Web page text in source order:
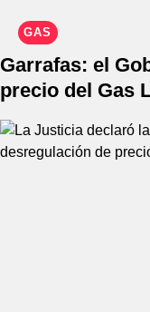
GAS
Garrafas: el
precio del Gas